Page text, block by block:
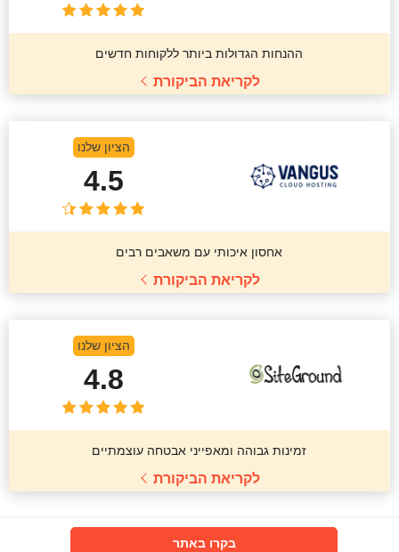
ההנחות הגדולות ביותר ללקוחות חדשים
לקריאת הביקורת
הציון שלנו
4.5
אחסון איכותי עם משאבים רבים
לקריאת הביקורת
הציון שלנו
4.8
זמינות גבוהה ומאפייני אבטחה עוצמתיים
לקריאת הביקורת
בקרו באתר